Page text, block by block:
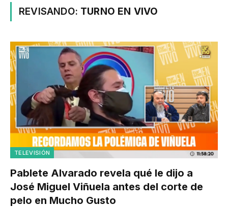
REVISANDO: TURNO EN VIVO
TELEVISIÓN
Pablete Alvarado revela qué le dijo a
José Miguel Viñuela antes del corte de
pelo en Mucho Gusto